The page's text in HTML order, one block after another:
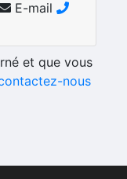
E-mail
et que vous
nous